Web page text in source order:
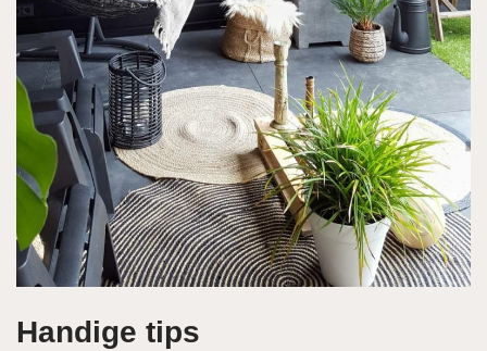
Handige tips